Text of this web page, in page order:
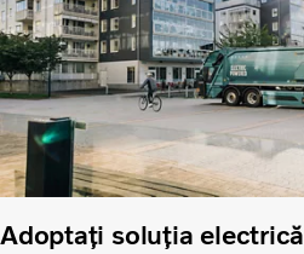
Adoptați soluția electrică